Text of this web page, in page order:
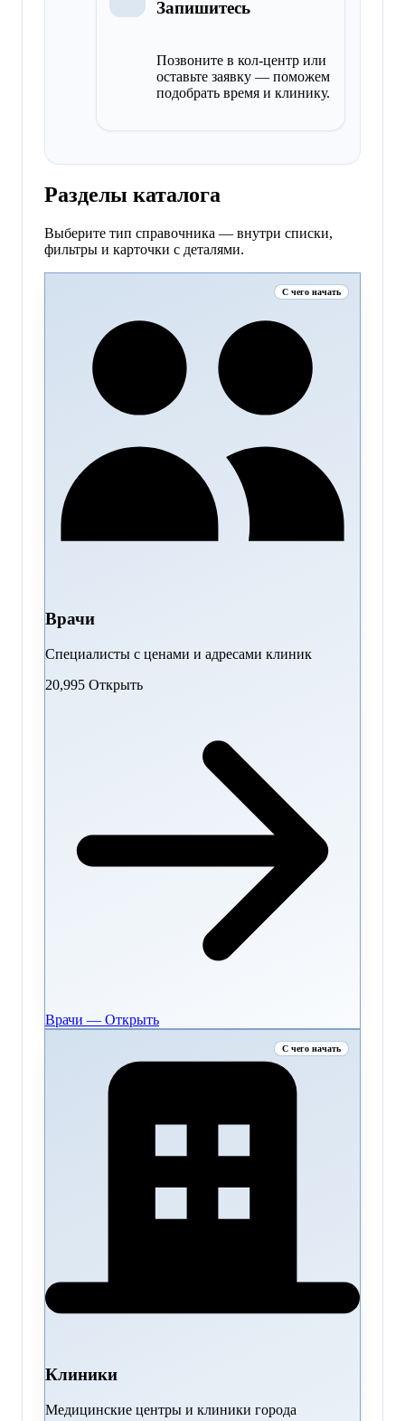
Запишитесь
Позвоните в кол-центр или
оставьте заявку — поможем
подобрать время и клинику.
Разделы каталога
Выберите тип справочника — внутри списки,
фильтры и карточки с деталями.
С чего начать
Врачи
Специалисты с ценами и адресами клиник
20,995 Открыть
Врачи — Открыть
С чего начать
Клиники
Медицинские центры и клиники города